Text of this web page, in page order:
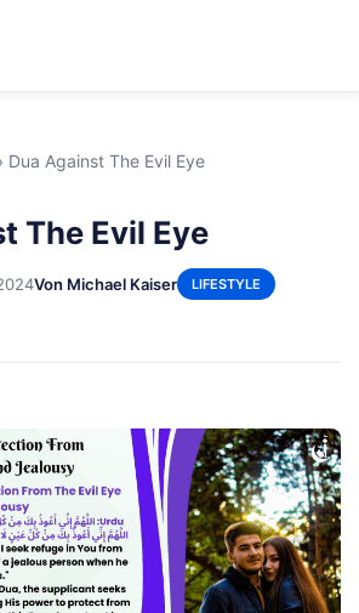
› Dua Against The Evil Eye
The Evil Eye
Von Michael Kaiser LIFESTYLE